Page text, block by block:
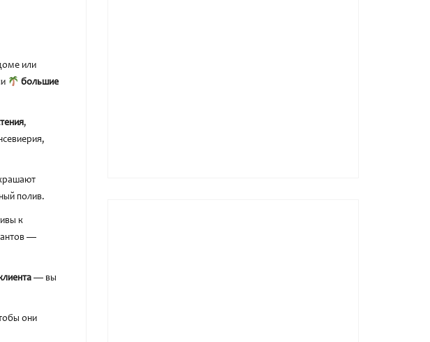
или
большие
,
полив.
к
—
— вы
они